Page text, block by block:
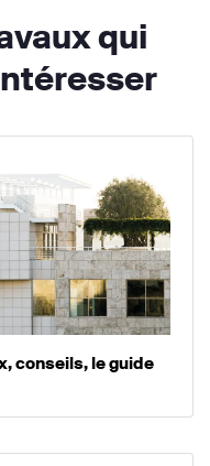
qui
conseils, le guide